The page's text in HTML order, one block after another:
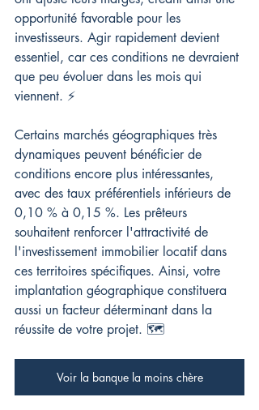
opportunité favorable pour les
investisseurs. Agir rapidement devient
essentiel, car ces conditions ne devraient
que peu évoluer dans les mois qui
viennent. ⚡
Certains marchés géographiques très
dynamiques peuvent bénéficier de
conditions encore plus intéressantes,
avec des taux préférentiels inférieurs de
0,10 % à 0,15 %. Les prêteurs
souhaitent renforcer l'attractivité de
l'investissement immobilier locatif dans
ces territoires spécifiques. Ainsi, votre
implantation géographique constituera
aussi un facteur déterminant dans la
réussite de votre projet. 🗺️
Voir la banque la moins chère